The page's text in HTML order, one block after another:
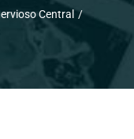
Central